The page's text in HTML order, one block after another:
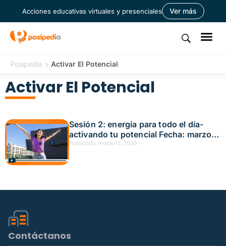
Acciones educativas virtuales y presenciales Ver más
Posipedia > Activar El Potencial
Activar El Potencial
Sesión 2: energía para todo el día-
activando tu potencial Fecha: marzo
4, 2025
Publicado: marzo 13, 2025
Contáctanos